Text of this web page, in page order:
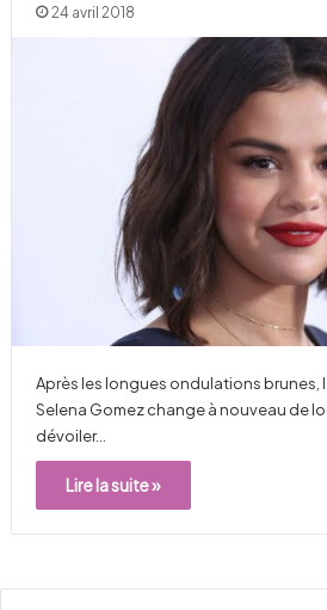
24 avril 2018
Après les longues ondulations brunes,
Selena Gomez change à nouveau de
dévoiler…
Lire la suite »